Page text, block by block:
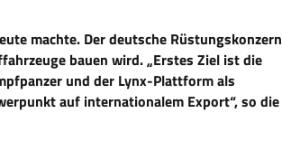
machte. Der deutsche Rüstungskonzern
bauen wird. „Erstes Ziel ist die
und der Lynx-Plattform als
auf internationalem Export“, so die